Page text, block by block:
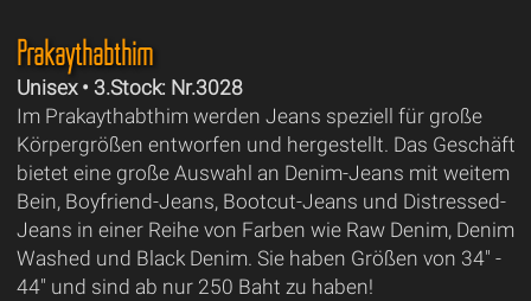
Prakaythabthim
Unisex • 3.Stock: Nr.3028
Im Prakaythabthim werden Jeans speziell für große
Körpergrößen entworfen und hergestellt. Das Geschäft
bietet eine große Auswahl an Denim-Jeans mit weitem
Bein, Boyfriend-Jeans, Bootcut-Jeans und Distressed-
Jeans in einer Reihe von Farben wie Raw Denim, Denim
Washed und Black Denim. Sie haben Größen von 34" -
44" und sind ab nur 250 Baht zu haben!